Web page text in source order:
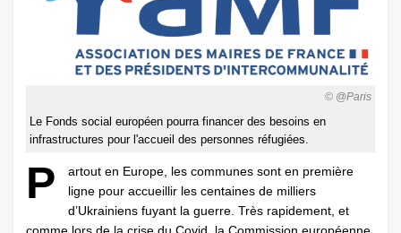
© @Paris
Le Fonds social européen pourra financer des besoins en
infrastructures pour l'accueil des personnes réfugiées.
P
artout en Europe, les communes sont en première
ligne pour accueillir les centaines de milliers
d’Ukrainiens fuyant la guerre. Très rapidement, et